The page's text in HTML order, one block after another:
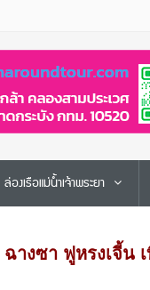
ล่องเรือแม่น้ำเจ้าพระยา
างซา ฟูหรงเจี้น